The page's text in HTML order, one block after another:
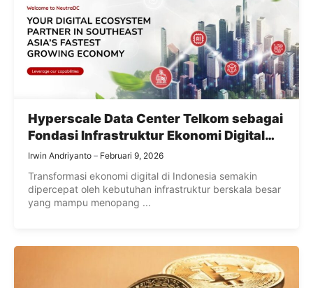
Hyperscale Data Center Telkom sebagai
Fondasi Infrastruktur Ekonomi Digital
Indonesia
Irwin Andriyanto Februari 9, 2026
Transformasi ekonomi digital di Indonesia semakin
dipercepat oleh kebutuhan infrastruktur berskala besar
yang mampu menopang ...